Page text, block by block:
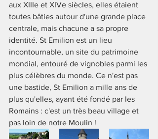
aux XIIIe et XIVe siècles, elles étaient
toutes bâties autour d'une grande place
centrale, mais chacune a sa propre
identité. St Emilion est un lieu
incontournable, un site du patrimoine
mondial, entouré de vignobles parmi les
plus célèbres du monde. Ce n'est pas
une bastide, St Emilion a mille ans de
plus qu'elles, ayant été fondé par les
Romains : c'est un très beau village et
pas loin de notre Moulin !